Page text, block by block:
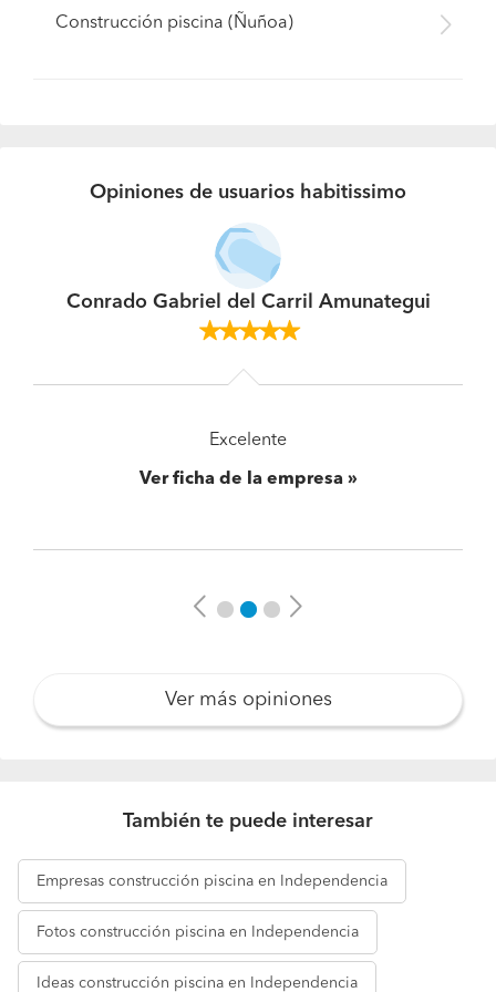
Construcción piscina (Ñuñoa)
Opiniones de usuarios habitissimo
Conrado Gabriel del Carril Amunategui
Excelente
Ver ficha de la empresa
Previous Next
Ver más opiniones
También te puede interesar
Empresas construcción piscina en Independencia
Fotos construcción piscina en Independencia
Ideas construcción piscina en Independencia